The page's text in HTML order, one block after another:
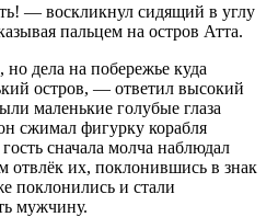
— воскликнул сидящий в углу
пальцем на остров Атта.
дела на побережье куда
остров, — ответил высокий
маленькие голубые глаза
сжимал фигурку корабля
сначала молча наблюдал
отвлёк их, поклонившись в знак
поклонились и стали
мужчину.